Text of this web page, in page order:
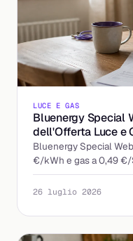
LUCE E GAS
Bluenergy Special
dell'Offerta Luce e
Bluenergy Special
€/kWh e gas a 0,49 €/
quota fissa 9 €/mese.
26 luglio 2026